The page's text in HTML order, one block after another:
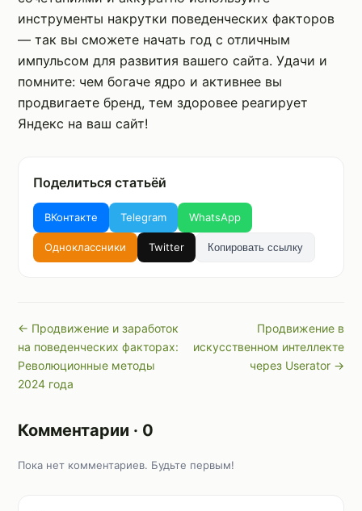
инструменты накрутки поведенческих факторов
— так вы сможете начать год с отличным
импульсом для развития вашего сайта. Удачи и
помните: чем богаче ядро и активнее вы
продвигаете бренд, тем здоровее реагирует
Яндекс на ваш сайт!
Поделиться статьёй
ВКонтакте Telegram WhatsApp
Одноклассники Twitter Копировать ссылку
← Продвижение и заработок
на поведенческих факторах:
Революционные методы
2024 года
Продвижение в
искусственном интеллекте
через Userator →
Комментарии · 0
Пока нет комментариев. Будьте первым!